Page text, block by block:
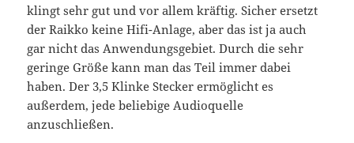
klingt sehr gut und vor allem kräftig. Sicher ersetzt
der Raikko keine Hifi-Anlage, aber das ist ja auch
gar nicht das Anwendungsgebiet. Durch die sehr
geringe Größe kann man das Teil immer dabei
haben. Der 3,5 Klinke Stecker ermöglicht es
außerdem, jede beliebige Audioquelle
anzuschließen.